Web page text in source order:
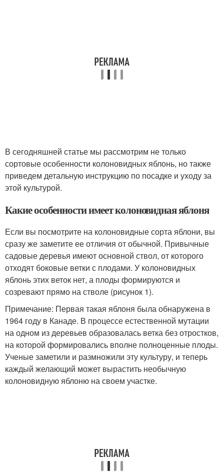
В сегодняшней статье мы рассмотрим не только
сортовые особенности колоновидных яблонь, но также
приведем детальную инструкцию по посадке и уходу за
этой культурой.
Какие особенности имеет колоновидная яблоня
Если вы посмотрите на колоновидные сорта яблони, вы
сразу же заметите ее отличия от обычной. Привычные
садовые деревья имеют основной ствол, от которого
отходят боковые ветки с плодами. У колоновидных
яблонь этих веток нет, а плоды формируются и
созревают прямо на стволе (рисунок 1).
Примечание: Первая такая яблоня была обнаружена в
1964 году в Канаде. В процессе естественной мутации
на одном из деревьев образовалась ветка без отростков,
на которой формировались вполне полноценные плоды.
Ученые заметили и размножили эту культуру, и теперь
каждый желающий может вырастить необычную
колоновидную яблоню на своем участке.